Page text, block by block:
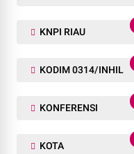
KNPI RIAU
KODIM 0314/INHIL
KONFERENSI
KOTA